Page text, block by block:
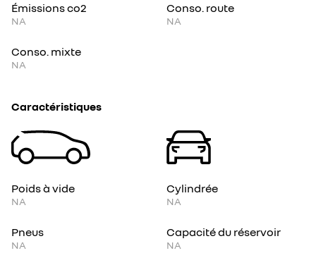
Émissions co2
NA
Conso. route
NA
Conso. mixte
NA
Caractéristiques
Poids à vide
NA
Cylindrée
NA
Pneus
NA
Capacité du réservoir
NA